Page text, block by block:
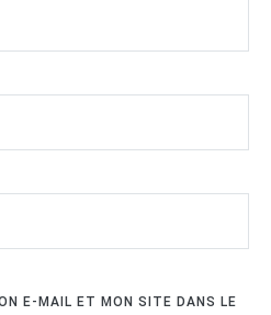
E-MAIL ET MON SITE DANS LE